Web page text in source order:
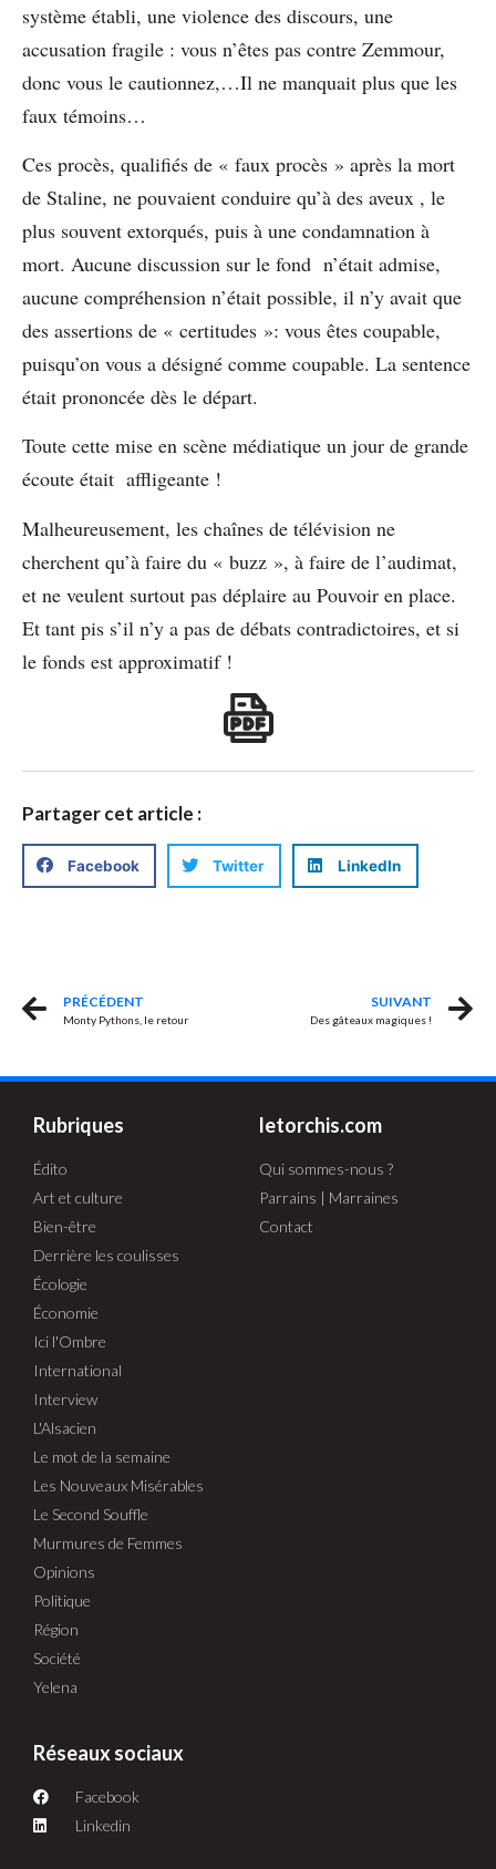
système établi, une violence des discours, une
accusation fragile : vous n’êtes pas contre Zemmour,
donc vous le cautionnez,…Il ne manquait plus que les
faux témoins…
Ces procès, qualifiés de « faux procès » après la mort
de Staline, ne pouvaient conduire qu’à des aveux , le
plus souvent extorqués, puis à une condamnation à
mort. Aucune discussion sur le fond n’était admise,
aucune compréhension n’était possible, il n’y avait que
des assertions de « certitudes »: vous êtes coupable,
puisqu’on vous a désigné comme coupable. La sentence
était prononcée dès le départ.
Toute cette mise en scène médiatique un jour de grande
écoute était affligeante !
Malheureusement, les chaînes de télévision ne
cherchent qu’à faire du « buzz », à faire de l’audimat,
et ne veulent surtout pas déplaire au Pouvoir en place.
Et tant pis s’il n’y a pas de débats contradictoires, et si
le fonds est approximatif !
Partager cet article :
Facebook Twitter LinkedIn
PRÉCÉDENT
Monty Pythons, le retour
SUIVANT
Des gâteaux magiques !
Rubriques
Édito
Art et culture
Bien-être
Derrière les coulisses
Écologie
Économie
Ici l'Ombre
International
Interview
L'Alsacien
Le mot de la semaine
Les Nouveaux Misérables
Le Second Souffle
Murmures de Femmes
Opinions
Politique
Région
Société
Yelena
letorchis.com
Qui sommes-nous ?
Parrains | Marraines
Contact
Réseaux sociaux
Facebook
Linkedin